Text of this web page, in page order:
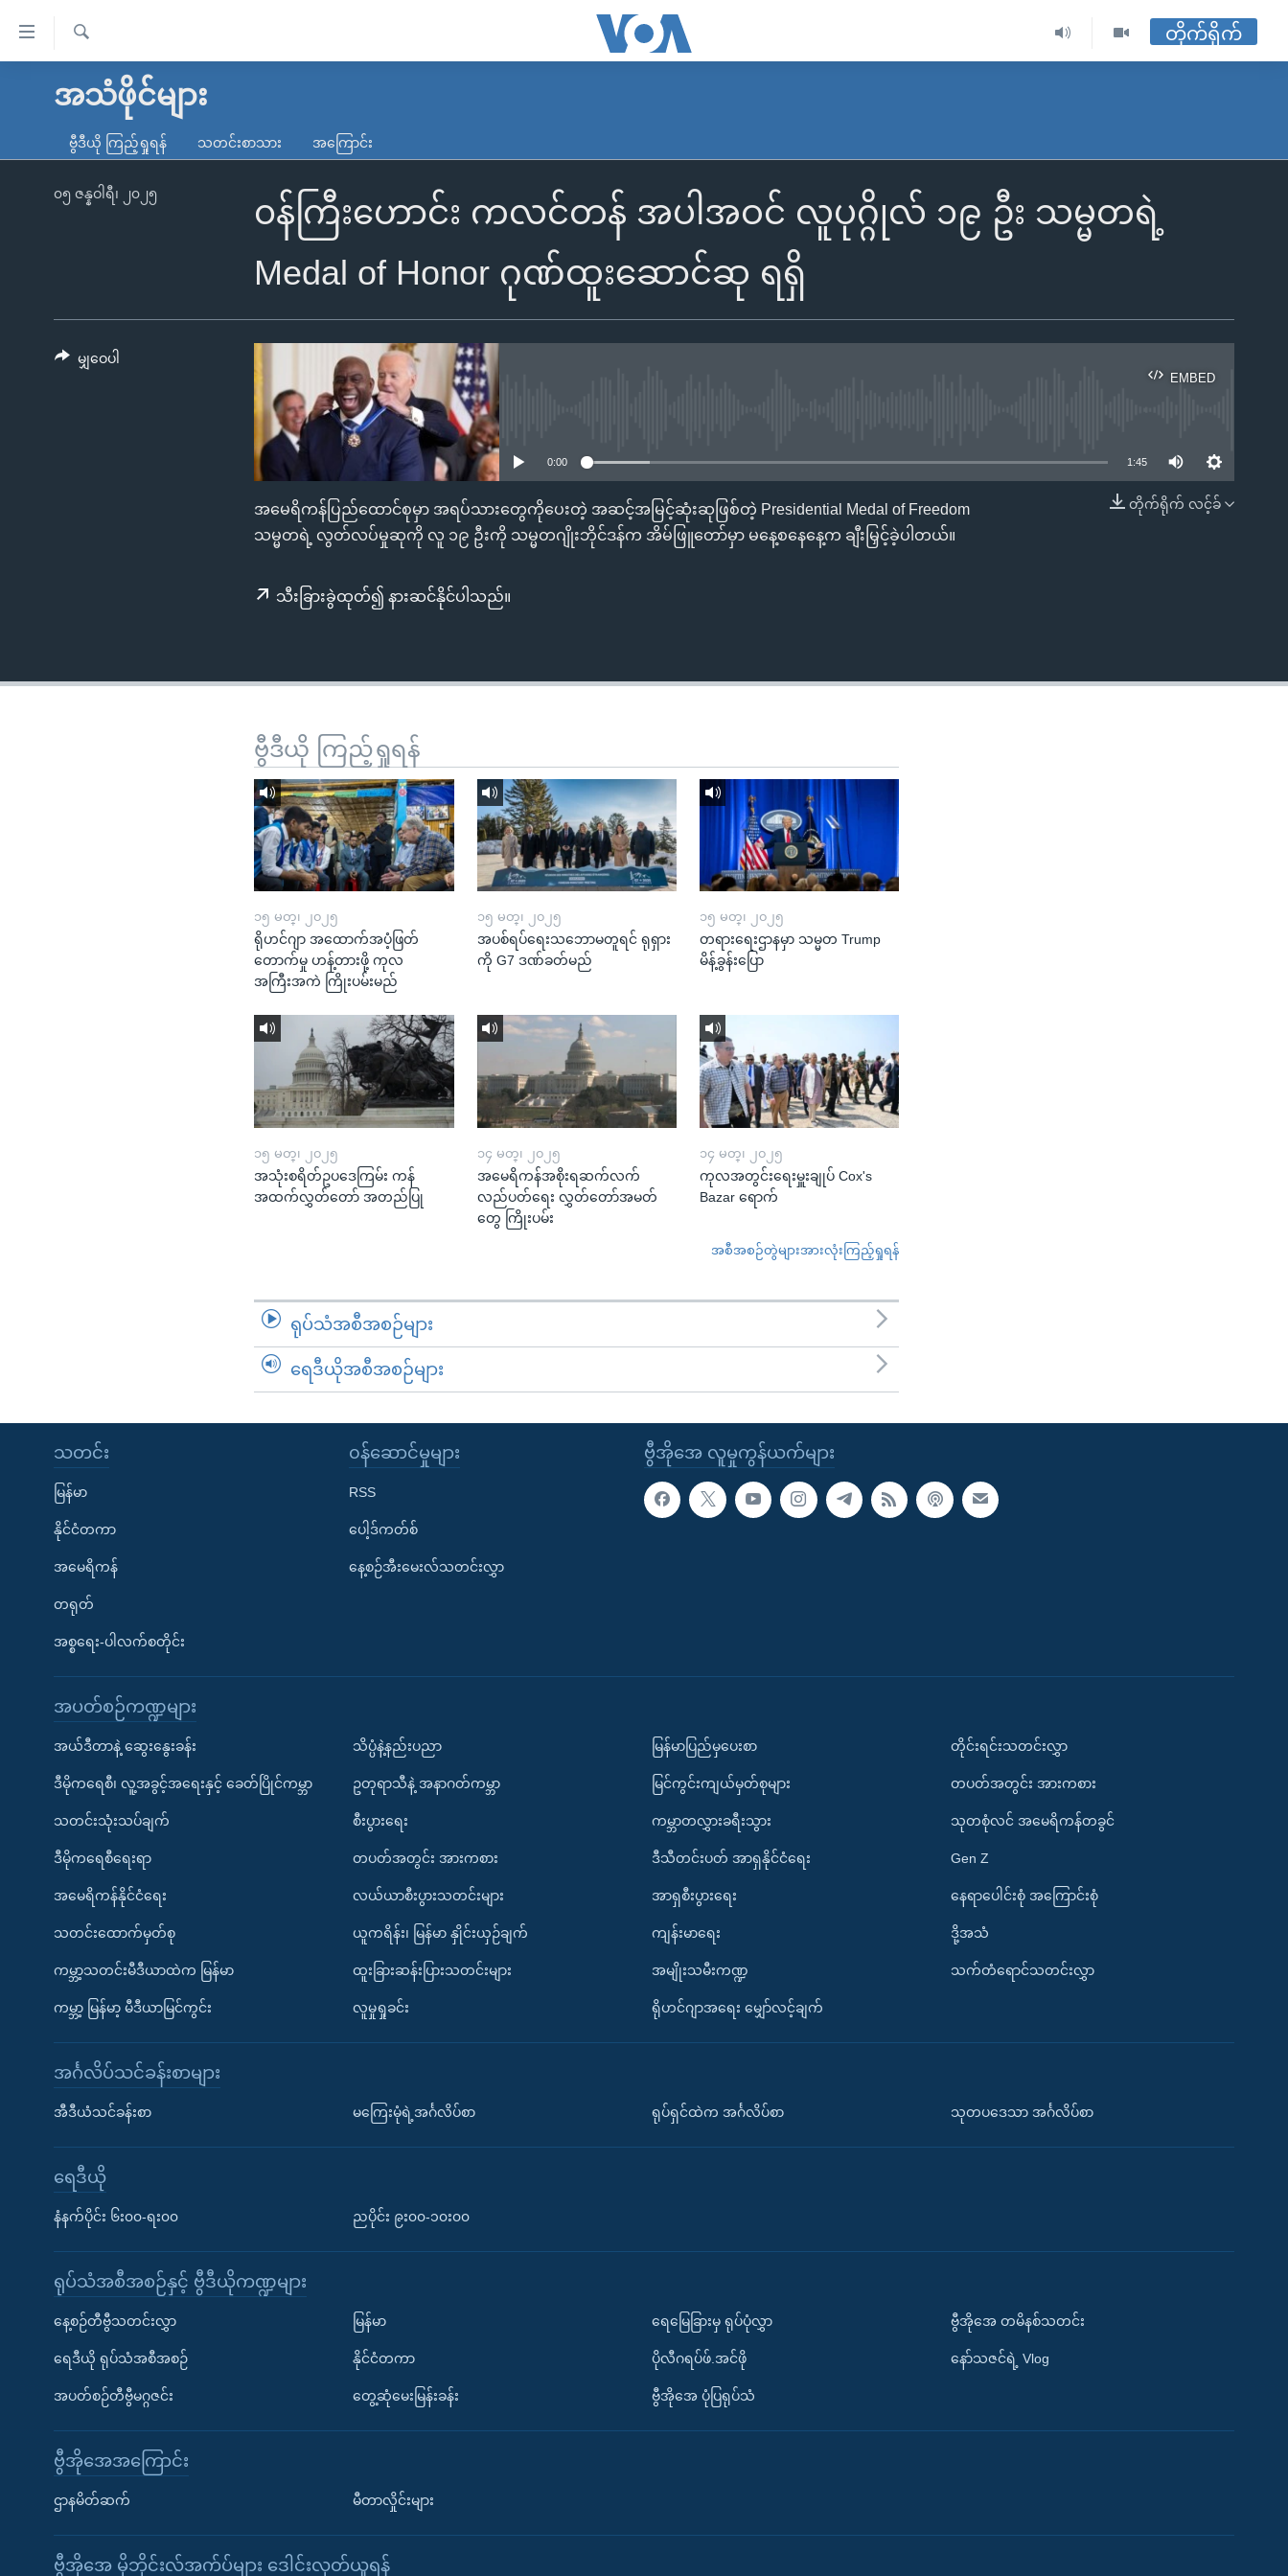
လွယ်ကူ
သည့်
မူလစာမျက်နှာ
ကမ္ဘာ့သတင်းများ
နိုင်ငံတကာ
မကြေးမုံရဲ့ အင်္ဂလိပ်စာ
ရေဒီယို
ရေဒီယိုနှင့်ရုပ်သံ အချက်အလက်များ
Learning English
ရ
တိုက်ရိုက်
အသံဖိုင်များ
ဗွီဒီယို ကြည့်ရှုရန် သတင်းစာသား အကြောင်း
​၀န်ကြီးဟောင်း ကလင်တန် အပါအဝင် လူပုဂ္ဂိုလ် ၁၉ ဦး သမ္မတရဲ့
Medal of Honor ဂုဏ်ထူးဆောင်ဆု ရရှိ
၀၅ ဇန္နဝါရီ၊ ၂၀၂၅
EMBED
EMBED
0:00 1:45
တိုက်ရိုက် လင့်ခ်
အမေရိကန်ပြည်ထောင်စုမှာ အရပ်သားတွေကိုပေးတဲ့ အဆင့်အမြင့်ဆုံးဆုဖြစ်တဲ့ Presidential Medal of Freedom
သမ္မတရဲ့ လွတ်လပ်မှုဆုကို လူ ၁၉ ဦးကို သမ္မတဂျိုးဘိုင်ဒန်က အိမ်ဖြူတော်မှာ မနေ့စနေနေ့က ချီးမြှင့်ခဲ့ပါတယ်။
သီးခြားခွဲထုတ်၍ နားဆင်နိုင်ပါသည်။
မျှဝေပါ
ဗွီဒီယို ကြည့်ရှုရန်
၁၅ မတ္၊ ၂၀၂၅
ရိုဟင်ဂျာ အထောက်အပံ့ဖြတ်
တောက်မှု ဟန့်တားဖို့ ကုလ
အကြီးအကဲ ကြိုးပမ်းမည်
၁၅ မတ္၊ ၂၀၂၅
အပစ်ရပ်ရေးသဘောမတူရင် ရုရှား
ကို G7 ဒဏ်ခတ်မည်
၁၅ မတ္၊ ၂၀၂၅
တရားရေးဌာနမှာ သမ္မတ Trump
မိန့်ခွန်းပြော
၁၅ မတ္၊ ၂၀၂၅
အသုံးစရိတ်ဥပဒေကြမ်း ကန်
အထက်လွှတ်တော် အတည်ပြု
၁၄ မတ္၊ ၂၀၂၅
အမေရိကန်အစိုးရဆက်လက်
လည်ပတ်ရေး လွှတ်တော်အမတ်
တွေ ကြိုးပမ်း
၁၄ မတ္၊ ၂၀၂၅
ကုလအတွင်းရေးမှူးချုပ် Cox's
Bazar ရောက်
အစီအစဉ်တွဲများအားလုံးကြည့်ရှုရန်
ရုပ်သံအစီအစဉ်များ
ရေဒီယိုအစီအစဉ်များ
ဗွီအိုအေ လူမှုကွန်ယက်များ
သတင်း
မြန်မာ
နိုင်ငံတကာ
အမေရိကန်
တရုတ်
အစ္စရေး-ပါလက်စတိုင်း
၀န်ဆောင်မှုများ
RSS
ပေါ့ဒ်ကတ်စ်
နေ့စဉ်အီးမေးလ်သတင်းလွှာ
အပတ်စဉ်ကဏ္ဍများ
အယ်ဒီတာနဲ့ ဆွေးနွေးခန်း
ဒီမိုကရေစီ၊ လူ့အခွင့်အရေးနှင့် ခေတ်ပြိုင်ကမ္ဘာ
သတင်းသုံးသပ်ချက်
ဒီမိုကရေစီရေးရာ
အမေရိကန်နိုင်ငံရေး
သတင်းထောက်မှတ်စု
ကမ္ဘာ့သတင်းမီဒီယာထဲက မြန်မာ
ကမ္ဘာ့ မြန်မာ့ မီဒီယာမြင်ကွင်း
သိပ္ပံနဲ့နည်းပညာ
ဥတုရာသီနဲ့ အနာဂတ်ကမ္ဘာ
စီးပွားရေး
တပတ်အတွင်း အားကစား
လယ်ယာစီးပွားသတင်းများ
ယူကရိန်း၊ မြန်မာ နှိုင်းယှဉ်ချက်
ထူးခြားဆန်းပြားသတင်းများ
လူမှုရှုခင်း
မြန်မာပြည်မှပေးစာ
မြင်ကွင်းကျယ်မှတ်စုများ
ကမ္ဘာတလွှားခရီးသွား
ဒီသီတင်းပတ် အာရှနိုင်ငံရေး
အာရှစီးပွားရေး
ကျန်းမာရေး
အမျိုးသမီးကဏ္ဍ
ရိုဟင်ဂျာအရေး မျှော်လင့်ချက်
တိုင်းရင်းသတင်းလွှာ
တပတ်အတွင်း အားကစား
သုတစုံလင် အမေရိကန်တခွင်
Gen Z
နေရာပေါင်းစုံ အကြောင်းစုံ
ဒို့အသံ
သက်တံရောင်သတင်းလွှာ
အင်္ဂလိပ်သင်ခန်းစာများ
အီဒီယံသင်ခန်းစာ မကြေးမုံရဲ့အင်္ဂလိပ်စာ ရုပ်ရှင်ထဲက အင်္ဂလိပ်စာ သုတပဒေသာ အင်္ဂလိပ်စာ
ရေဒီယို
နံနက်ပိုင်း ၆း၀၀-ရး၀၀ ညပိုင်း ၉း၀၀-၁၀း၀၀
ရုပ်သံအစီအစဉ်နှင့် ဗွီဒီယိုကဏ္ဍများ
နေ့စဉ်တီဗွီသတင်းလွှာ
ရေဒီယို ရုပ်သံအစီအစဉ်
အပတ်စဉ်တီဗွီမဂ္ဂဇင်း
မြန်မာ
နိုင်ငံတကာ
တွေ့ဆုံမေးမြန်းခန်း
ရေမြေခြားမှ ရုပ်ပုံလွှာ
ပိုလီဂရပ်ဖ်.အင်ဖို
ဗွီအိုအေ ပုံပြရုပ်သံ
ဗွီအိုအေ တမိနစ်သတင်း
နော်သဇင်ရဲ့ Vlog
ဗွီအိုအေအကြောင်း
ဌာနမိတ်ဆက် မီတာလှိုင်းများ
ဗွီအိုအေ မိုဘိုင်းလ်အက်ပ်များ ဒေါင်းလုတ်ယူရန်